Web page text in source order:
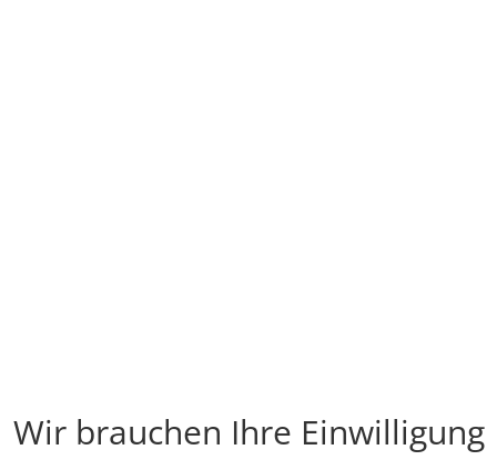
Wir brauchen Ihre Einwilligung